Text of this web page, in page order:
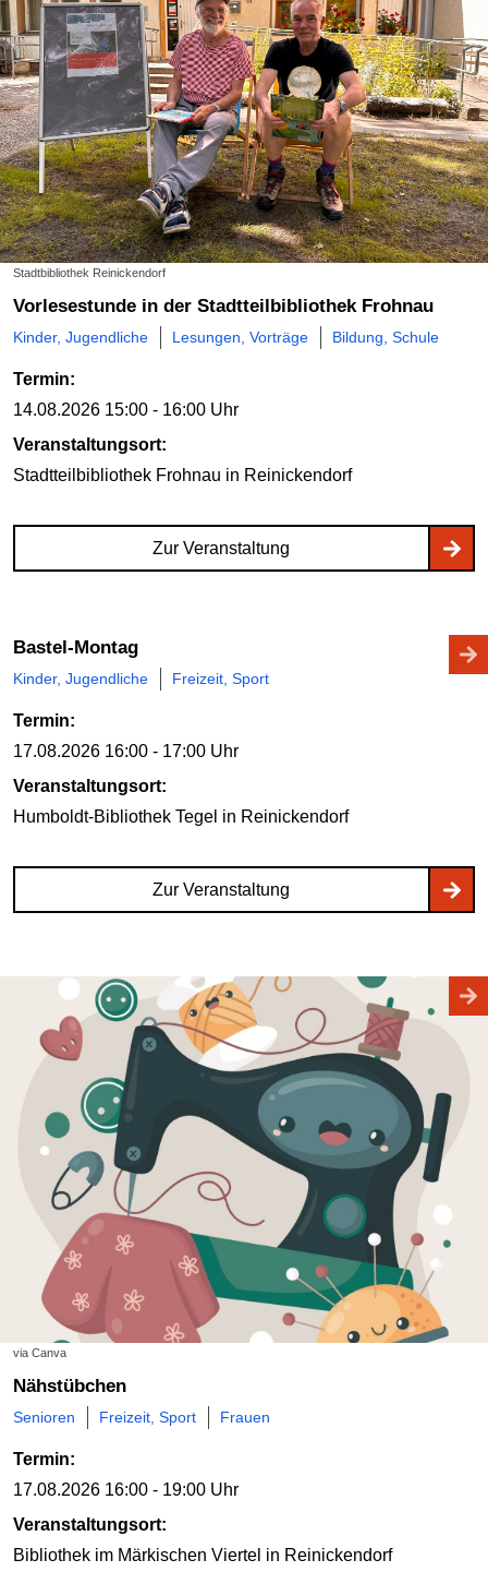
Stadtbibliothek Reinickendorf
Vorlesestunde in der Stadtteilbibliothek Frohnau
Kinder, Jugendliche Lesungen, Vorträge Bildung, Schule
Termin:
14.08.2026 15:00 - 16:00 Uhr
Veranstaltungsort:
Stadtteilbibliothek Frohnau in Reinickendorf
Zur Veranstaltung
Bastel-Montag
Kinder, Jugendliche Freizeit, Sport
Termin:
17.08.2026 16:00 - 17:00 Uhr
Veranstaltungsort:
Humboldt-Bibliothek Tegel in Reinickendorf
Zur Veranstaltung
via Canva
Nähstübchen
Senioren Freizeit, Sport Frauen
Termin:
17.08.2026 16:00 - 19:00 Uhr
Veranstaltungsort:
Bibliothek im Märkischen Viertel in Reinickendorf